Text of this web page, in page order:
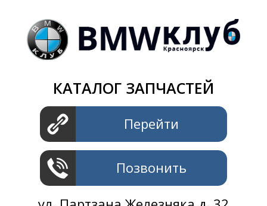
КАТАЛОГ ЗАПЧАСТЕЙ
Перейти
Позвонить
+7 391 2801414
ул. Шахтеров 61 ст.2
+7 391 2311414
ул. Шахтеров 61 ст.2